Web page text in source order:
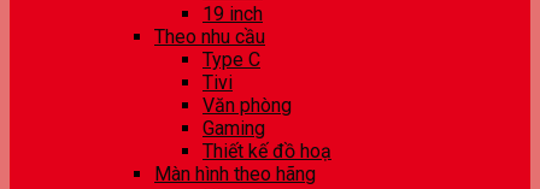
19 inch
Theo nhu cầu
Type C
Tivi
Văn phòng
Gaming
Thiết kế đồ hoạ
Màn hình theo hãng